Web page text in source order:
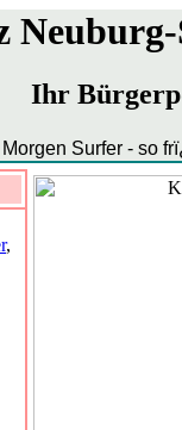
Ihr
Surfer - so
,